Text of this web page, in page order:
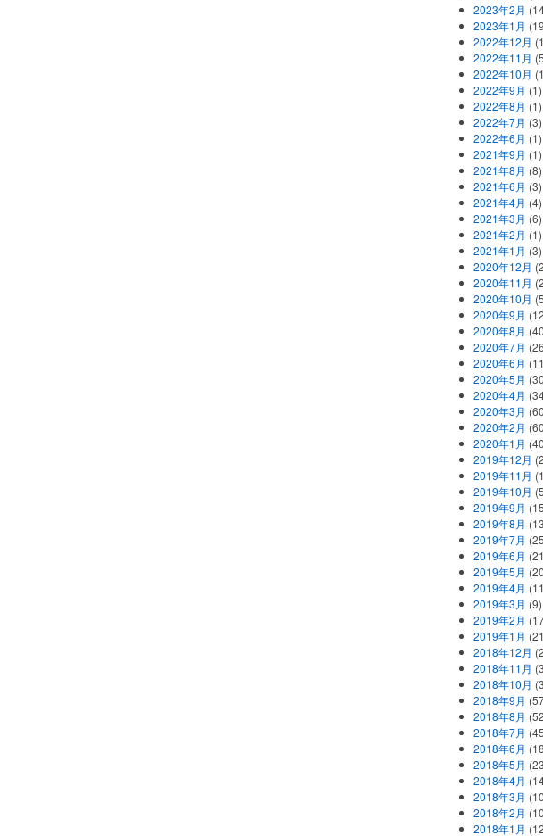
2023年2月
2023年1月
2022年12月
2022年11月
2022年10月
2022年9月 (1)
2022年8月 (1)
2022年7月 (3)
2022年6月 (1)
2021年9月 (1)
2021年8月 (8)
2021年6月 (3)
2021年4月 (4)
2021年3月 (6)
2021年2月 (1)
2021年1月 (3)
2020年12月
2020年11月
2020年10月
2020年9月
2020年8月
2020年7月
2020年6月
2020年5月
2020年4月
2020年3月
2020年2月
2020年1月
2019年12月
2019年11月
2019年10月
2019年9月
2019年8月
2019年7月
2019年6月
2019年5月
2019年4月
2019年3月 (9)
2019年2月
2019年1月
2018年12月
2018年11月
2018年10月
2018年9月
2018年8月
2018年7月
2018年6月
2018年5月
2018年4月
2018年3月
2018年2月
2018年1月